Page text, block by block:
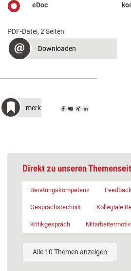
eDoc
PDF-Datei, 2 Seiten
Downloaden
merken
Direkt zu unseren
Beratungskompetenz
Gesprächstechnik Kollegiale
Kritikgespräch
Alle 10 Themen anzeigen